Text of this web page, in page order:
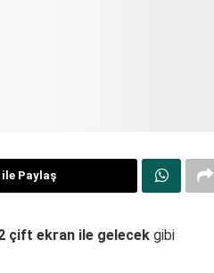
Paylaş
çift ekran ile gelecek gibi